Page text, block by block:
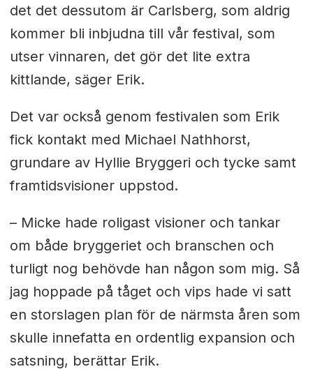
det det dessutom är Carlsberg, som aldrig
kommer bli inbjudna till vår festival, som
utser vinnaren, det gör det lite extra
kittlande, säger Erik.
Det var också genom festivalen som Erik
fick kontakt med Michael Nathhorst,
grundare av Hyllie Bryggeri och tycke samt
framtidsvisioner uppstod.
– Micke hade roligast visioner och tankar
om både bryggeriet och branschen och
turligt nog behövde han någon som mig. Så
jag hoppade på tåget och vips hade vi satt
en storslagen plan för de närmsta åren som
skulle innefatta en ordentlig expansion och
satsning, berättar Erik.